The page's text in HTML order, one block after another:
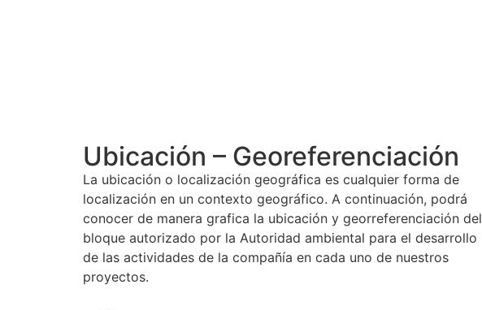
Ubicación – Georeferenciación
La ubicación o localización geográfica es cualquier forma de
localización en un contexto geográfico. A continuación, podrá
conocer de manera grafica la ubicación y georreferenciación del
bloque autorizado por la Autoridad ambiental para el desarrollo
de las actividades de la compañía en cada uno de nuestros
proyectos.